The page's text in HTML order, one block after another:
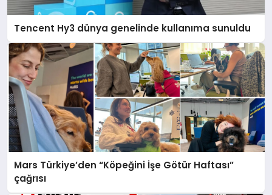
Tencent Hy3 dünya genelinde kullanıma sunuldu
Mars Türkiye’den “Köpeğini İşe Götür Haftası”
çağrısı